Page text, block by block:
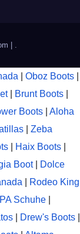
|
Oboz Boots
Brunt Boots
Boots
Aloha
Zeba
Haix Boots
Boot|
Dolce
Rodeo King
Schuhe
Drew's Boots